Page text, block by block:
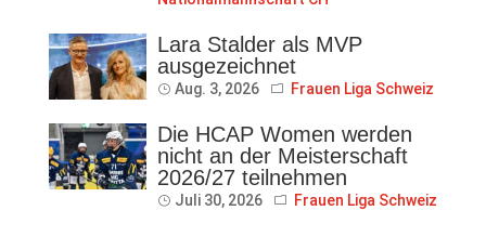
Lara Stalder als MVP
ausgezeichnet
Aug. 3, 2026 Frauen Liga Schweiz
Die HCAP Women werden
nicht an der Meisterschaft
2026/27 teilnehmen
Juli 30, 2026 Frauen Liga Schweiz